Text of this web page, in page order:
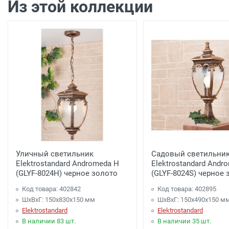
Доставка г. Москва -450 рублей
Доставка по г. Калуге, заказ более 3000 рублей.
Доставка г. Калуга (самовывоз из офиса) заказ
Акция: Доставка до: Малоярославец, Обнинск,
менее 3000 рублей. -
300 рублей
Акция: Доставка до: Наро-Фоминск, Апрелевка,
менее 7000 рублей. -
Доставка до терминала Транспортной
Из этой коллекции
Уличный светильник
Elektrostandard Andromeda H
(GLYF-8024H) черное золото
Код товара: 402842
ШхВхГ: 150x830x150 мм
Elektrostandard
В наличии 83 шт.
Садовый
Elektrostandard
(GLYF-8024S) черное
Код товара: 402895
ШхВхГ: 150x490x150
Elektrostandard
В наличии 35 шт.